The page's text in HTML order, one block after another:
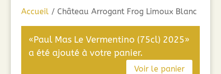
Accueil/ Château Arrogant Frog Limoux Blanc
«Paul Mas Le Vermentino (75cl) 2025»
a été ajouté à votre panier.
Voir le panier